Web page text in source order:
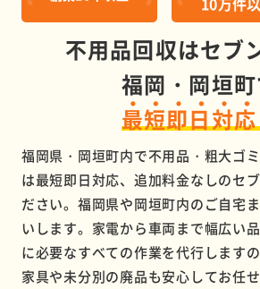
不用品回収はセブ
福岡・岡垣
最短即日対
福岡県・岡垣町内で不用品・粗大ゴ
は最短即日対応、追加料金なしのセ
ださい。福岡県や岡垣町内のご自宅
いします。家電から車両まで幅広い
に必要なすべての作業を代行します
家具や未分別の廃品も安心してお任